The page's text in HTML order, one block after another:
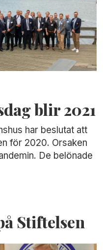
blir 2021
har beslutat att
för 2020. Orsaken
De belönade
Stiftelsen